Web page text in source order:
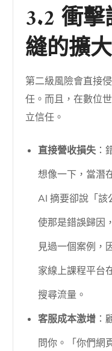
3.2 衝
縫的擴
第二級風險會直接
任。而且，在數位
立信任。
直接營收損失：
想像一下，當潛
AI 摘要卻說「該
使那是錯誤歸因
見過一個案例，
家線上課程平台
搜尋流量。
客服成本激增 ：
問你。「你們網